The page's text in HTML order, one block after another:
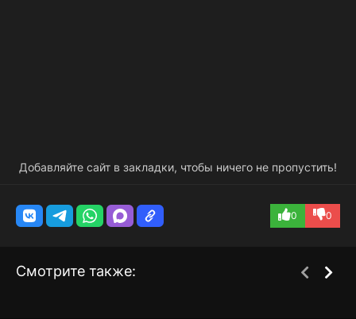
Добавляйте сайт в закладки, чтобы ничего не пропустить!
0 0
Смотрите также: